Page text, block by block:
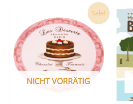
Sale!
NICHT VORRÄTIG
Ursprünglicher
Preis
war:
39,90 €
Aktueller
Preis
ist:
36,90 €.